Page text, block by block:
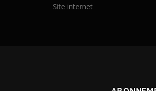
Site internet